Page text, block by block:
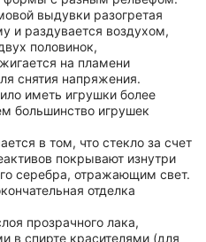
выдувки разогретая
и раздувается воздухом,
половинок,
на пламени
снятия напряжения.
иметь игрушки более
большинство игрушек
в том, что стекло за счет
покрывают изнутри
серебра, отражающим свет.
отделка
прозрачного лака,
в спирте красителями (для